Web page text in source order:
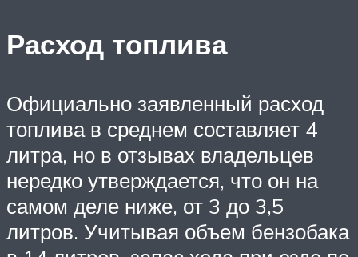
Расход топлива
Официально заявленный расход
топлива в среднем составляет 4
литра, но в отзывах владельцев
нередко утверждается, что он на
самом деле ниже, от 3 до 3,5
литров. Учитывая объем бензобака